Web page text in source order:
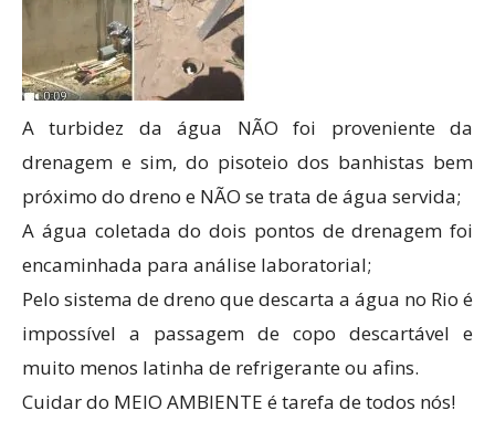
A turbidez da água NÃO foi proveniente da
drenagem e sim, do pisoteio dos banhistas bem
próximo do dreno e NÃO se trata de água servida;
A água coletada do dois pontos de drenagem foi
encaminhada para análise laboratorial;
Pelo sistema de dreno que descarta a água no Rio é
impossível a passagem de copo descartável e
muito menos latinha de refrigerante ou afins.
Cuidar do MEIO AMBIENTE é tarefa de todos nós!